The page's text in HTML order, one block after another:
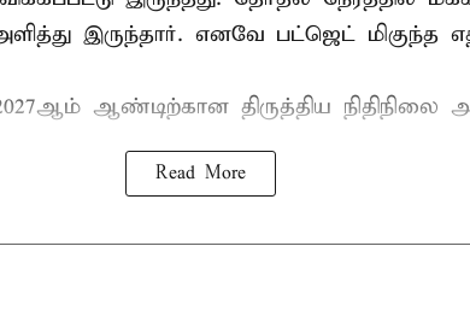
இருந்தார். எனவே பட்ஜெட் மிகுந்த
ஆண்டிற்கான திருத்திய நிதிநிலை
Read More